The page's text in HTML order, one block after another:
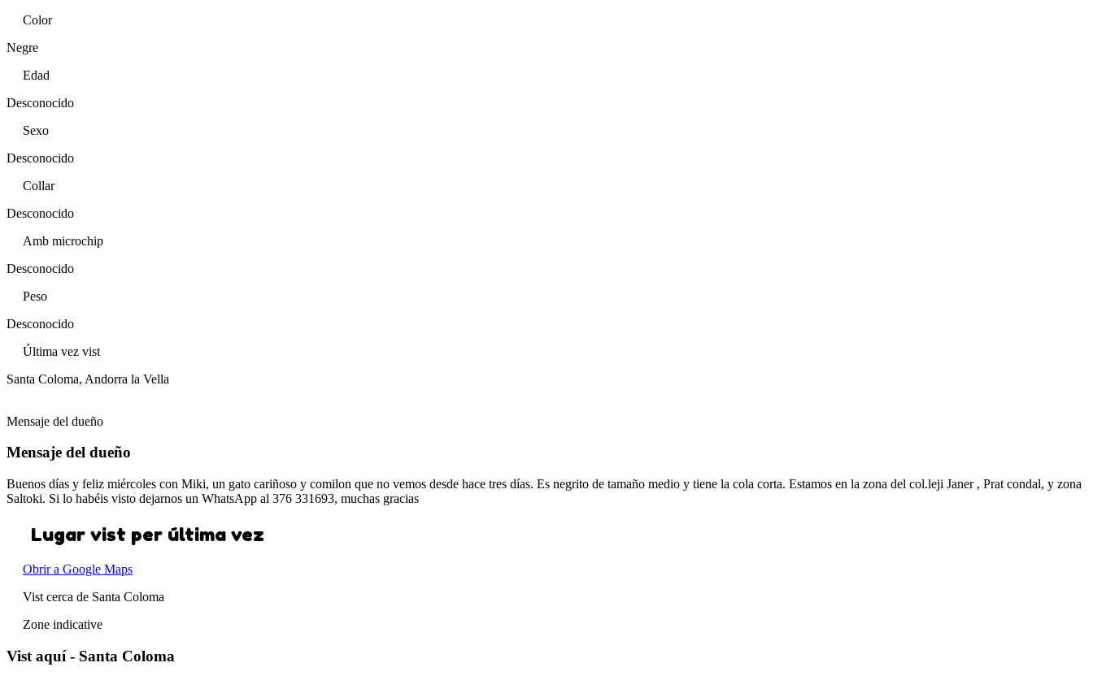
Color
Negre
Edad
Desconocido
Sexo
Desconocido
Collar
Desconocido
Amb microchip
Desconocido
Peso
Desconocido
Última vez vist
Santa Coloma, Andorra la Vella
Mensaje del dueño
Mensaje del dueño
Buenos días y feliz miércoles con Miki, un gato cariñoso y comilon que no vemos desde hace tres días. Es negrito de tamaño medio y tiene la cola corta. Estamos en la zona del col.leji Janer , Prat condal, y zona
Saltoki. Si lo habéis visto dejarnos un WhatsApp al 376 331693, muchas gracias
Lugar vist per última vez
Obrir a Google Maps
Vist cerca de Santa Coloma
Zone indicative
Vist aquí - Santa Coloma